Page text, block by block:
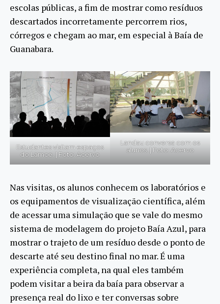
escolas públicas, a fim de mostrar como resíduos
descartados incorretamente percorrem rios,
córregos e chegam ao mar, em especial à Baía de
Guanabara.
Estudantes visitam espaços
do Lamce. | Foto: Acervo
Landau conversa com os
alunos. | Foto: Acervo
Nas visitas, os alunos conhecem os laboratórios e
os equipamentos de visualização científica, além
de acessar uma simulação que se vale do mesmo
sistema de modelagem do projeto Baía Azul, para
mostrar o trajeto de um resíduo desde o ponto de
descarte até seu destino final no mar. É uma
experiência completa, na qual eles também
podem visitar a beira da baía para observar a
presença real do lixo e ter conversas sobre